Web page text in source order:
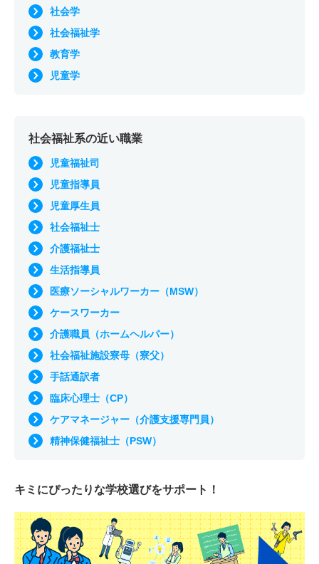
社会学
社会福祉学
教育学
児童学
社会福祉系の近い職業
児童福祉司
児童指導員
児童厚生員
社会福祉士
介護福祉士
生活指導員
医療ソーシャルワーカー（MSW）
ケースワーカー
介護職員（ホームヘルパー）
社会福祉施設寮母（寮父）
手話通訳者
臨床心理士（CP）
ケアマネージャー（介護支援専門員）
精神保健福祉士（PSW）
キミにぴったりな学校選びをサポート！